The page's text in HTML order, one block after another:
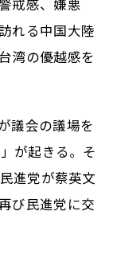
戒感、嫌悪
れる中国大陸
湾の優越感を
議会の議場を
が起きる。そ
進党が蔡英文
び民進党に交